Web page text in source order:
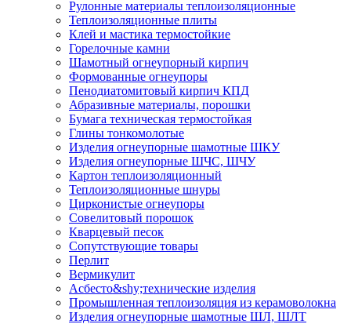
Рулонные материалы теплоизоляционные
Тепло­изоляционные плиты
Клей и мастика термостойкие
Горелочные камни
Шамотный огнеупорный кирпич
Формованные огнеупоры
Пенодиатомитовый кирпич КПД
Абразивные материалы, порошки
Бумага техническая термостойкая
Глины тонкомолотые
Изделия огнеупорные шамотные ШКУ
Изделия огнеупорные ШЧС, ШЧУ
Картон теплоизоляционный
Теплоизоляционные шнуры
Цирконистые огнеупоры
Совелитовый порошок
Кварцевый песок
Сопутствующие товары
Перлит
Вермикулит
Асбесто&shy;технические изделия
Промышленная теплоизоляция из керамоволокна
Изделия огнеупорные шамотные ШЛ, ШЛТ